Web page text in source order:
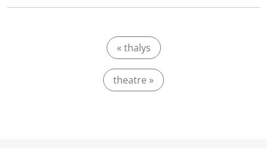
« thalys
theatre »